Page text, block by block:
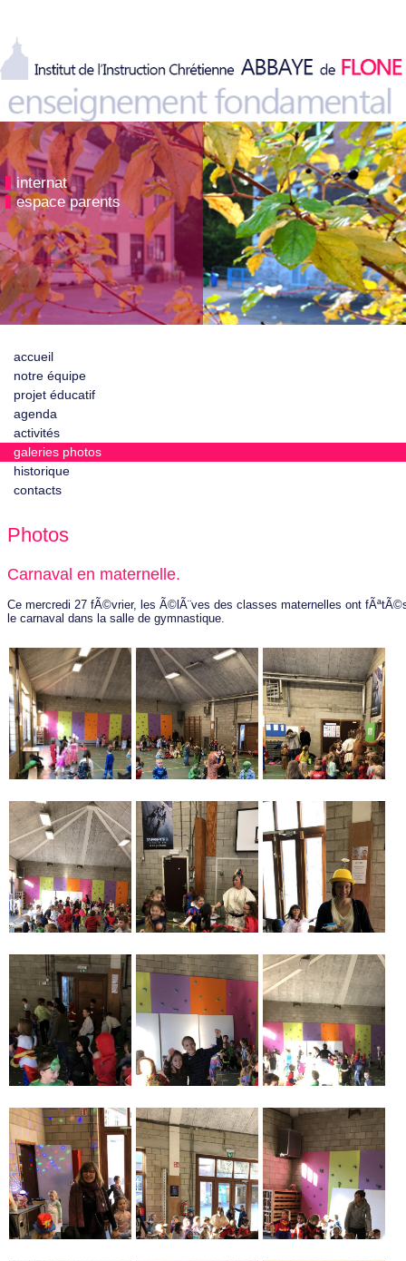
internat
espace parents
accueil
notre équipe
projet éducatif
agenda
activités
galeries photos
historique
contacts
Photos
Carnaval en maternelle.
Ce mercredi 27 fÃ©vrier, les Ã©lÃ¨ves des classes maternelles ont
le carnaval dans la salle de gymnastique.